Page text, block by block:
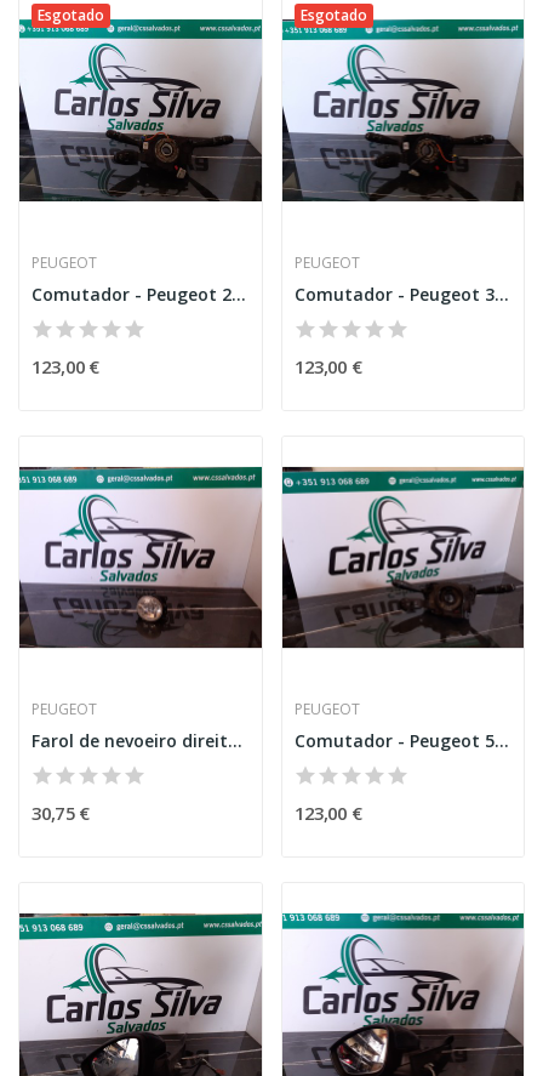
Esgotado
PEUGEOT
Comutador - Peugeot 208
123,00 €
Esgotado
PEUGEOT
Comutador - Peugeot 308
123,00 €
PEUGEOT
Farol de nevoeiro direito - Peugeot 207
30,75 €
PEUGEOT
Comutador - Peugeot 5008
123,00 €